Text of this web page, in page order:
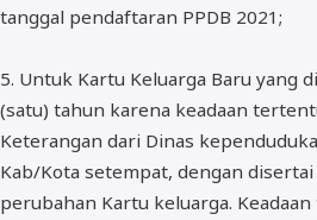
tanggal pendaftaran PPDB 2021;
5. Untuk Kartu Keluarga Baru yang
(satu) tahun karena keadaan
Keterangan dari Dinas
Kab/Kota setempat, dengan
perubahan Kartu keluarga.